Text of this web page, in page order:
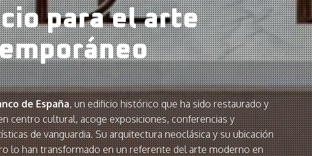
para el arte
de España, un edificio histórico que ha sido restaurado y
centro cultural, acoge exposiciones, conferencias y
de vanguardia. Su arquitectura neoclásica y su ubicación
lo han transformado en un referente del arte moderno en